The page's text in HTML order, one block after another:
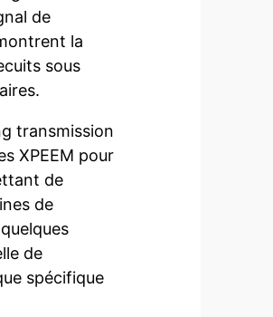
de
la
sous
transmission
XPEEM pour
de
de
de
spécifique